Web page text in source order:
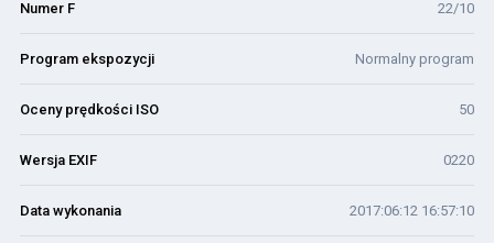
Numer F 22/10
Program ekspozycji Normalny program
Oceny prędkości ISO 50
Wersja EXIF 0220
Data wykonania 2017:06:12 16:57:10